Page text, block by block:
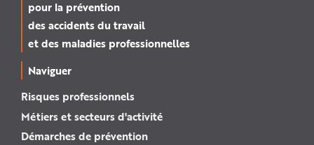
pour la prévention
des accidents du travail
et des maladies professionnelles
Naviguer
Risques professionnels
Métiers et secteurs d'activité
Démarches de prévention